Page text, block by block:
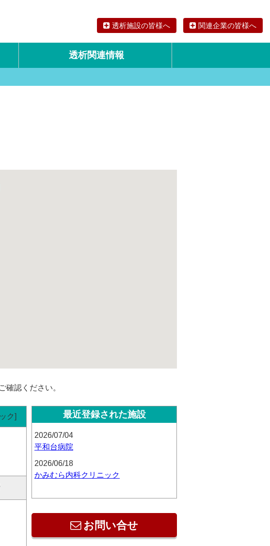
透析施設の皆様へ 関連企業の皆様へ
透析関連情報
認ください。
ク] 最近登録された施設
2026/07/04
平和台病院
2026/06/18
かみむら内科クリニック
お問い合せ